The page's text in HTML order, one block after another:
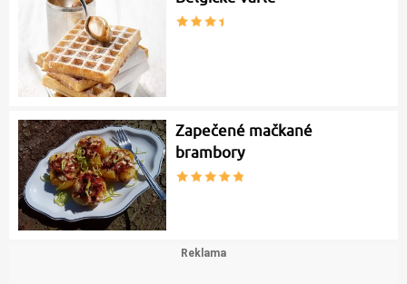
Zapečené mačkané
brambory